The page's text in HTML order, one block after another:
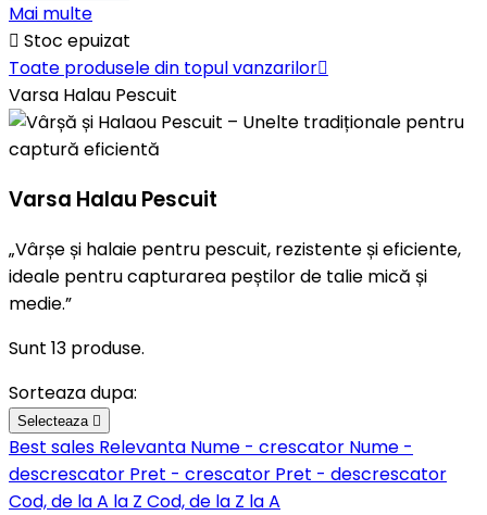
Mai multe
 Stoc epuizat
Toate produsele din topul vanzarilor
Varsa Halau Pescuit
Varsa Halau Pescuit
„Vârșe și halaie pentru pescuit, rezistente și eficiente,
ideale pentru capturarea peștilor de talie mică și
medie.”
Sunt 13 produse.
Sorteaza dupa:
Selecteaza 
Best sales Relevanta Nume - crescator Nume -
descrescator Pret - crescator Pret - descrescator
Cod, de la A la Z Cod, de la Z la A